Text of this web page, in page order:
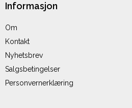
Informasjon
Om
Kontakt
Nyhetsbrev
Salgsbetingelser
Personvernerklæring